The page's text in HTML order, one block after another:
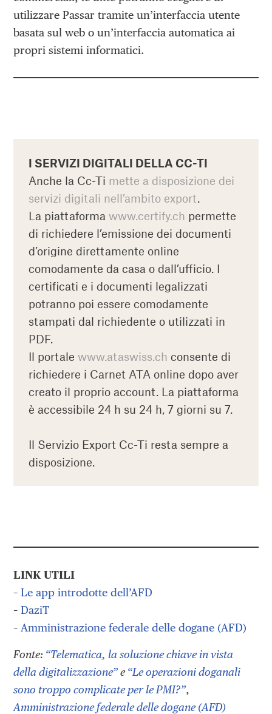
utilizzare Passar tramite un’interfaccia utente
basata sul web o un’interfaccia automatica ai
propri sistemi informatici.
I SERVIZI DIGITALI DELLA CC-TI
Anche la Cc-Ti mette a disposizione dei
servizi digitali nell’ambito export.
La piattaformawww.certify.ch permette
di richiedere l’emissione dei documenti
d’origine direttamente online
comodamente da casa o dall’ufficio. I
certificati e i documenti legalizzati
potranno poi essere comodamente
stampati dal richiedente o utilizzati in
PDF.
Il portalewww.ataswiss.ch consente di
richiedere i Carnet ATA online dopo aver
creato il proprio account. La piattaforma
è accessibile 24 h su 24 h, 7 giorni su 7.
Il Servizio Export Cc-Ti resta sempre a
disposizione.
LINK UTILI
–Le app introdotte dell’AFD
–DaziT
– Amministrazione federale delle dogane (AFD)
Fonte: “Telematica, la soluzione chiave in vista
della digitalizzazione”e“Le operazioni doganali
sono troppo complicate per le PMI?”,
Amministrazione federale delle dogane (AFD)